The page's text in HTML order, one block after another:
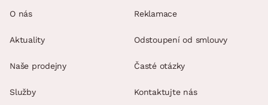
O nás
Aktuality
Naše prodejny
Služby
Reklamace
Odstoupení od smlouvy
Časté otázky
Kontaktujte nás